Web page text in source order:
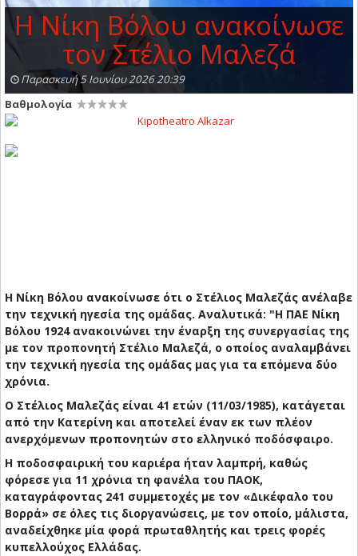
Η Νίκη Βόλου ανακοίνωσε
τον Στέλιο Μαλεζά
Παρασκευή 5 Ιουνίου 2026 20:39
Βαθμολογία
Η Νίκη Βόλου ανακοίνωσε ότι ο Στέλιος Μαλεζάς ανέλαβε
την τεχνική ηγεσία της ομάδας. Αναλυτικά: "Η ΠΑΕ Νίκη
Βόλου 1924 ανακοινώνει την έναρξη της συνεργασίας της
με τον προπονητή Στέλιο Μαλεζά, ο οποίος αναλαμβάνει
την τεχνική ηγεσία της ομάδας μας για τα επόμενα δύο
χρόνια.
Ο Στέλιος Μαλεζάς είναι 41 ετών (11/03/1985), κατάγεται
από την Κατερίνη και αποτελεί έναν εκ των πλέον
ανερχόμενων προπονητών στο ελληνικό ποδόσφαιρο.
Η ποδοσφαιρική του καριέρα ήταν λαμπρή, καθώς
φόρεσε για 11 χρόνια τη φανέλα του ΠΑΟΚ,
καταγράφοντας 241 συμμετοχές με τον «Δικέφαλο του
Βορρά» σε όλες τις διοργανώσεις, με τον οποίο, μάλιστα,
αναδείχθηκε μία φορά πρωταθλητής και τρεις φορές
κυπελλούχος Ελλάδας.